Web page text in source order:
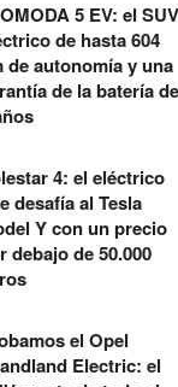
5 EV: el SUV
de hasta 604
de autonomía y una
de la batería de
4: el eléctrico
desafía al Tesla
Y con un precio
debajo de 50.000
el Opel
Electric: el